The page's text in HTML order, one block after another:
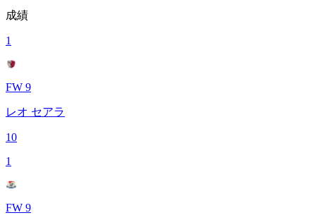
成績
1
FW 9
レオ セアラ
10
1
FW 9